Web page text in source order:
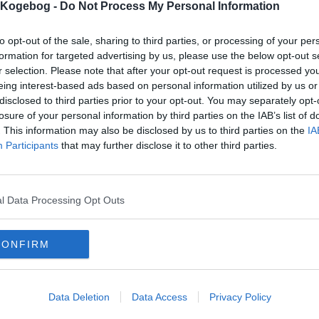
- Do Not Process My Personal Information
opt-out of the sale, sharing to third parties, or processing of your
for targeted advertising by us, please use the below opt-out
selection. Please note that after your opt-out request is processed
interest-based ads based on personal information utilized by us
to third parties prior to your opt-out. You may separately
of your personal information by third parties on the IAB’s list of
This information may also be disclosed by us to third parties on the
Participants that may further disclose it to other third parties.
Data Processing Opt Outs
Data Deletion Data Access Privacy Policy
175 gange.
af denne opskrift:
(2stemmer)
1
2 3 4
5
5=bedst)
fra: